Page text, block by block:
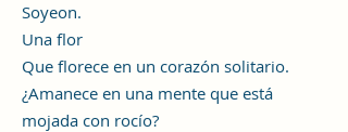
Soyeon.
Una flor
Que florece en un corazón solitario.
¿Amanece en una mente que está
mojada con rocío?